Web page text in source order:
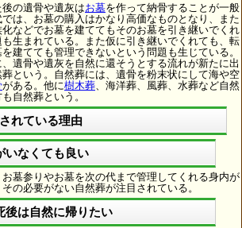
の遺骨や遺灰はお墓を作って納骨することが一般
は、お墓の購入はかなり高価なものとなり、また
などでお墓を建ててもそのお墓を引き継いでくれ
生まれている。また仮に引き継いでくれても、転
建てても管理できないという問題も生じている。
遺骨や遺灰を自然に還そうとする流れが新たに出
という。自然葬には、遺骨を粉末状にして海や空
がある。他に樹木葬 、海洋葬、風葬、水葬など自然
自然葬という。
れている理由
いなくても良い
墓参りやお墓を次の代まで管理してくれる身内が
の必要がない自然葬が注目されている。
後は自然に帰りたい